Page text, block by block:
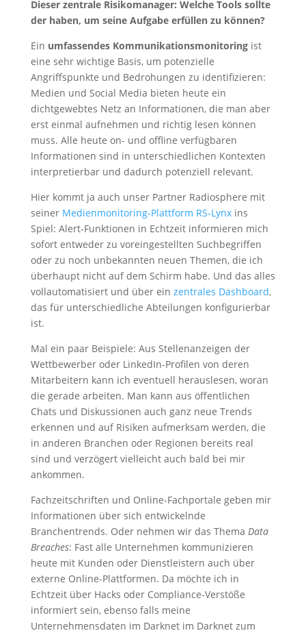
Dieser zentrale Risikomanager: Welche Tools sollte
der haben, um seine Aufgabe erfüllen zu können?
Ein umfassendes Kommunikationsmonitoringist
eine sehr wichtige Basis, um potenzielle
Angriffspunkte und Bedrohungen zu identifizieren:
Medien und Social Media bieten heute ein
dichtgewebtes Netz an Informationen, die man aber
erst einmal aufnehmen und richtig lesen können
muss. Alle heute on- und offline verfügbaren
Informationen sind in unterschiedlichen Kontexten
interpretierbar und dadurch potenziell relevant.
Hier kommt ja auch unser Partner Radiosphere mit
seiner Medienmonitoring-Plattform RS-Lynxins
Spiel: Alert-Funktionen in Echtzeit informieren mich
sofort entweder zu voreingestellten Suchbegriffen
oder zu noch unbekannten neuen Themen, die ich
überhaupt nicht auf dem Schirm habe. Und das alles
vollautomatisiert und über ein zentrales Dashboard,
das für unterschiedliche Abteilungen konfigurierbar
ist.
Mal ein paar Beispiele: Aus Stellenanzeigen der
Wettbewerber oder LinkedIn-Profilen von deren
Mitarbeitern kann ich eventuell herauslesen, woran
die gerade arbeiten. Man kann aus öffentlichen
Chats und Diskussionen auch ganz neue Trends
erkennen und auf Risiken aufmerksam werden, die
in anderen Branchen oder Regionen bereits real
sind und verzögert vielleicht auch bald bei mir
ankommen.
Fachzeitschriften und Online-Fachportale geben mir
Informationen über sich entwickelnde
Branchentrends. Oder nehmen wir das Thema Data
Breaches: Fast alle Unternehmen kommunizieren
heute mit Kunden oder Dienstleistern auch über
externe Online-Plattformen. Da möchte ich in
Echtzeit über Hacks oder Compliance-Verstöße
informiert sein, ebenso falls meine
Unternehmensdaten im Darknet im Darknet zum